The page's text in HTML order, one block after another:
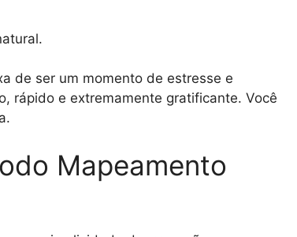
de ser um momento de estresse e
rápido e extremamente gratificante. Você
Mapeamento